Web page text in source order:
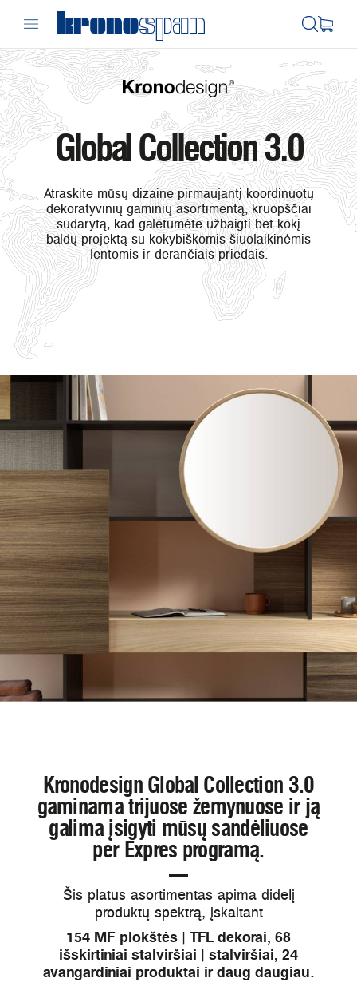
Global Collection 3.0
Atraskite mūsų dizaine pirmaujantį koordinuotų
dekoratyvinių gaminių asortimentą, kruopščiai
sudarytą, kad galėtumėte užbaigti bet kokį
baldų projektą su kokybiškomis šiuolaikinėmis
lentomis ir derančiais priedais.
Kronodesign Global Collection 3.0
gaminama trijuose žemynuose ir ją
galima įsigyti mūsų sandėliuose
per Expres programą.
Šis platus asortimentas apima didelį
produktų spektrą, įskaitant
154 MF plokštės | TFL dekorai, 68
išskirtiniai stalviršiai | stalviršiai, 24
avangardiniai produktai ir daug daugiau.